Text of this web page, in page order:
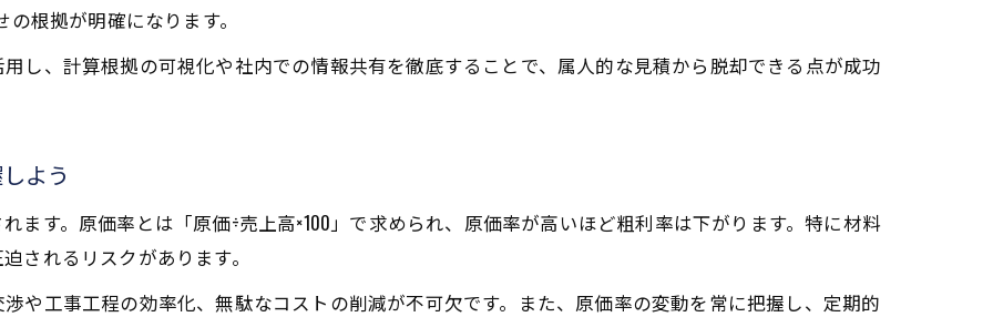
根拠が明確になります。
し、計算根拠の可視化や社内での情報共有を徹底することで、属人的な見積から脱却できる点が成功
よう
ます。原価率とは「原価÷売上高×100」で求められ、原価率が高いほど粗利率は下がります。特に材料
されるリスクがあります。
や工事工程の効率化、無駄なコストの削減が不可欠です。また、原価率の変動を常に把握し、定期的